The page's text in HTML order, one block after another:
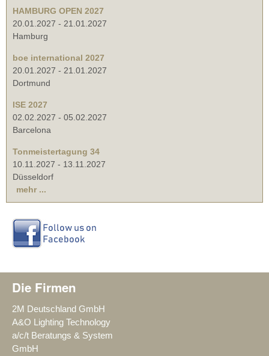
HAMBURG OPEN 2027
20.01.2027 - 21.01.2027
Hamburg
boe international 2027
20.01.2027 - 21.01.2027
Dortmund
ISE 2027
02.02.2027 - 05.02.2027
Barcelona
Tonmeistertagung 34
10.11.2027 - 13.11.2027
Düsseldorf
mehr ...
Die Firmen
2M Deutschland GmbH
A&O Lighting Technology
a/c/t Beratungs & System
GmbH